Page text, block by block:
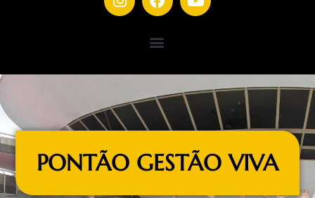
PONTÃO GESTÃO VIVA